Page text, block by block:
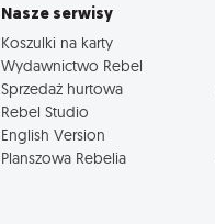
Nasze serwisy
Koszulki na karty
Wydawnictwo Rebel
Sprzedaż hurtowa
Rebel Studio
English Version
Planszowa Rebelia